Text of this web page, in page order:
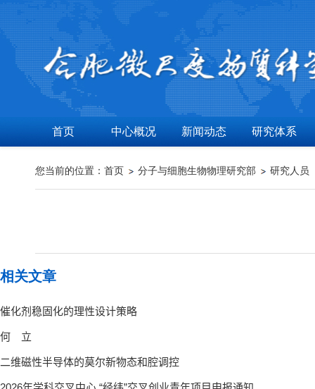
首页 中心概况 新闻动态 研究体系
您当前的位置： 首页 分子与细胞生物物理研究部 研究人员
相关文章